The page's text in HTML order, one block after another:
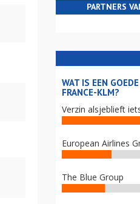
PARTNERS
WAT IS EEN
FRANCE-KLM?
Verzin alsjeblieft
European Airlines
The Blue Group